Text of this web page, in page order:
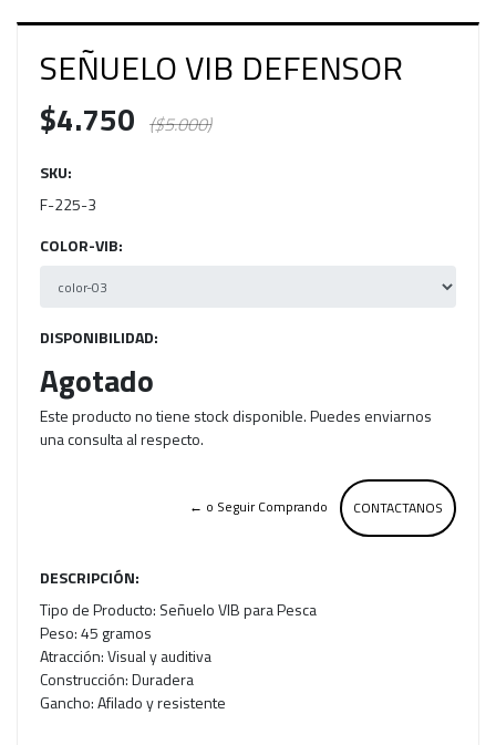
SEÑUELO VIB DEFENSOR
$4.750 ($5.000)
SKU:
F-225-3
COLOR-VIB:
DISPONIBILIDAD:
Agotado
Este producto no tiene stock disponible. Puedes enviarnos
una consulta al respecto.
CONTACTANOS
← o Seguir Comprando
DESCRIPCIÓN:
Tipo de Producto: Señuelo VIB para Pesca
Peso: 45 gramos
Atracción: Visual y auditiva
Construcción: Duradera
Gancho: Afilado y resistente